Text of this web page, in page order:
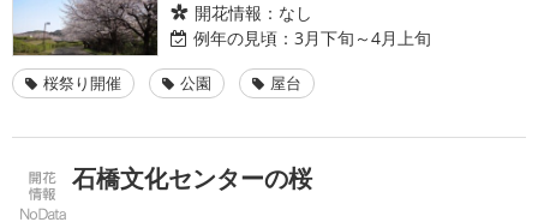
開花情報： なし
例年の見頃： 3月下旬～4月上旬
桜祭り開催 公園 屋台
石橋文化センターの桜